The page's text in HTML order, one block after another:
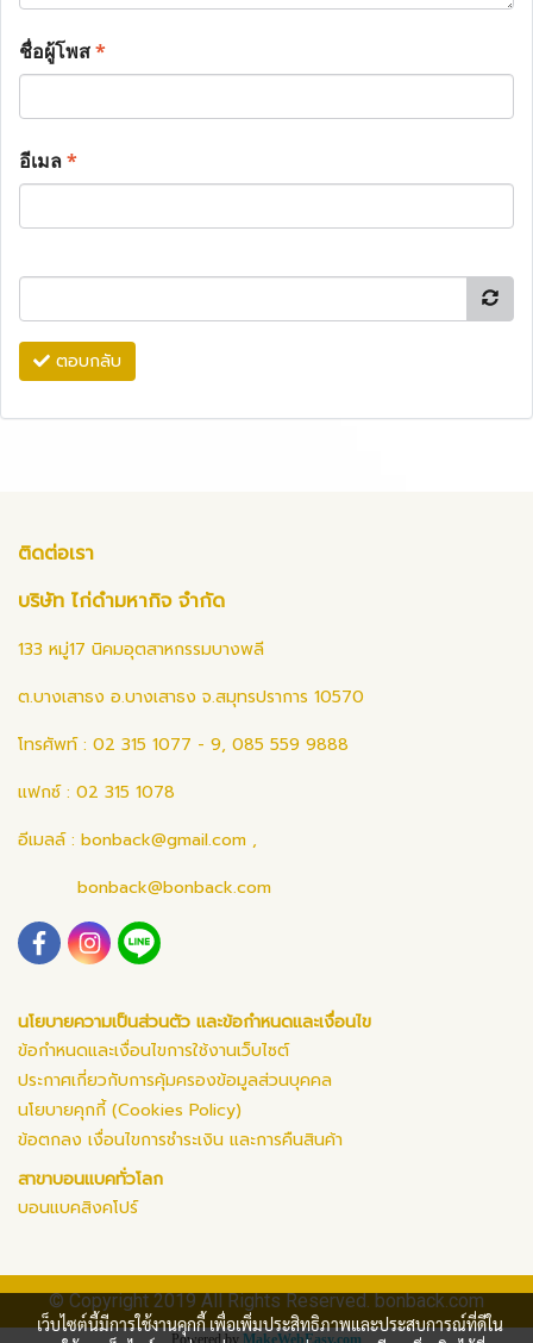
ชื่อผู้โพส*
อีเมล*
ตอบกลับ
ติดต่อเรา
บริษัท ไก่ดำมหากิจ จำกัด
133 หมู่17 นิคมอุตสาหกรรมบางพลี
ต.บางเสาธง อ.บางเสาธง จ.สมุทรปราการ 10570
โทรศัพท์ : 02 315 1077 - 9, 085 559 9888
แฟกซ์ : 02 315 1078
อีเมลล์ : bonback@gmail.com ,
bonback@bonback.com
นโยบายความเป็นส่วนตัว และข้อกำหนดและเงื่อนไข
ข้อกำหนดและเงื่อนไขการใช้งานเว็บไซต์
ประกาศเกี่ยวกับการคุ้มครองข้อมูลส่วนบุคคล
นโยบายคุกกี้ (Cookies Policy)
ข้อตกลง เงื่อนไขการชำระเงิน และการคืนสินค้า
สาขาบอนแบคทั่วโลก
บอนแบคสิงคโปร์
© Copyright 2019 All Rights Reserved. bonback.com
Powered by MakeWebEasy.com
เว็บไซต์นี้มีการใช้งานคุกกี้ เพื่อเพิ่มประสิทธิภาพและประสบการณ์ที่ดีใน